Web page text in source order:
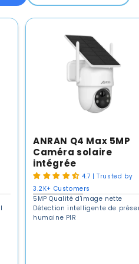
ANRAN Q4 Max 5MP
Caméra solaire
intégrée
4.7 | Trusted by
3.2K+ Customers
5MP Qualité d'image nette
Détection intelligente de
humaine PIR